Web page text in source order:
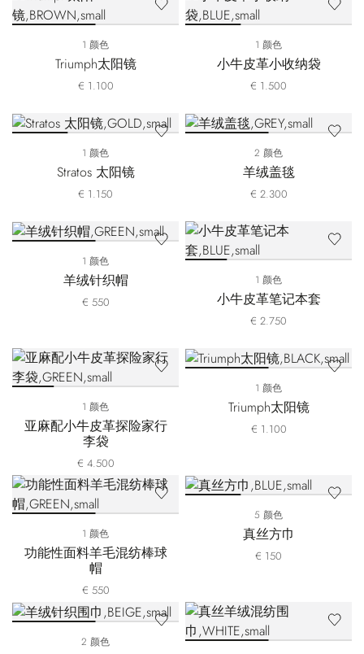
1 颜色
Triumph太阳镜
€ 1.100
1 颜色
小牛皮革小收纳袋
€ 1.500
1 颜色
Stratos 太阳镜
€ 1.150
2 颜色
羊绒盖毯
€ 2.300
1 颜色
羊绒针织帽
€ 550
1 颜色
小牛皮革笔记本套
€ 2.750
1 颜色
亚麻配小牛皮革探险家行
李袋
€ 4.500
1 颜色
Triumph太阳镜
€ 1.100
1 颜色
功能性面料羊毛混纺棒球
帽
€ 550
5 颜色
真丝方巾
€ 150
2 颜色